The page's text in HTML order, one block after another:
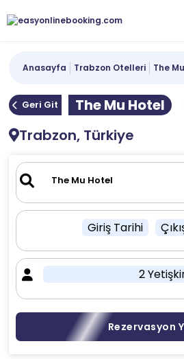
Anasayfa Trabzon Otelleri The
Geri Git
The Mu Hotel
Trabzon, Türkiye
Giriş Tarihi
2
Rezervasyon